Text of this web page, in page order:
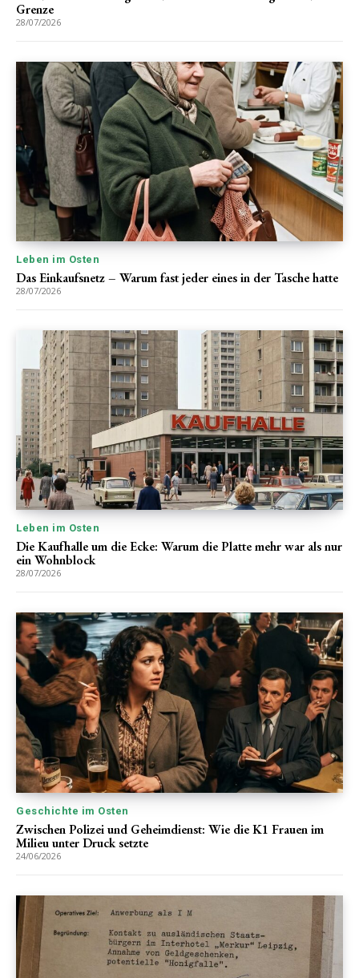
Grenze
28/07/2026
Leben im Osten
Das Einkaufsnetz – Warum fast jeder eines in der Tasche hatte
28/07/2026
Leben im Osten
Die Kaufhalle um die Ecke: Warum die Platte mehr war als nur
ein Wohnblock
28/07/2026
Geschichte im Osten
Zwischen Polizei und Geheimdienst: Wie die K1 Frauen im
Milieu unter Druck setzte
24/06/2026